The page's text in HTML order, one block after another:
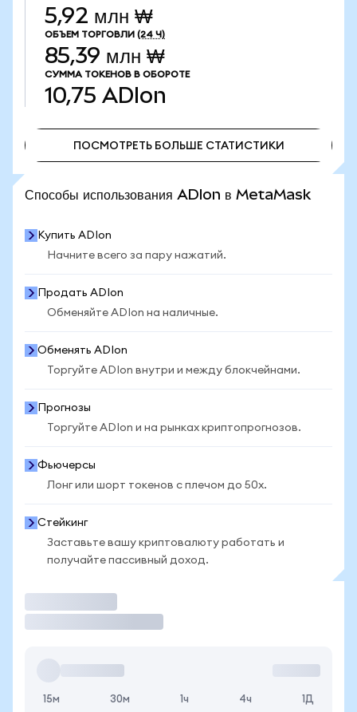
5,92 млн ₩
ОБЪЕМ ТОРГОВЛИ (24 Ч)
85,39 млн ₩
СУММА ТОКЕНОВ В ОБОРОТЕ
10,75 ADIon
ПОСМОТРЕТЬ БОЛЬШЕ СТАТИСТИКИ
Способы использования ADIon в MetaMask
Купить ADIon
Начните всего за пару нажатий.
Продать ADIon
Обменяйте ADIon на наличные.
Обменять ADIon
Торгуйте ADIon внутри и между блокчейнами.
Прогнозы
Торгуйте ADIon и на рынках криптопрогнозов.
Фьючерсы
Лонг или шорт токенов с плечом до 50x.
Стейкинг
Заставьте вашу криптовалюту работать и
получайте пассивный доход.
15м 30м 1ч 4ч 1Д